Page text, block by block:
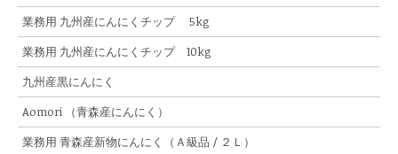
業務用 九州産にんにくチップ 5kg
業務用 九州産にんにくチップ 10kg
九州産黒にんにく
Aomori （青森産にんにく）
業務用 青森産新物にんにく（Ａ級品 / ２Ｌ）